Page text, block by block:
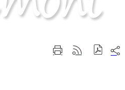
ImprimerGénérer
sur